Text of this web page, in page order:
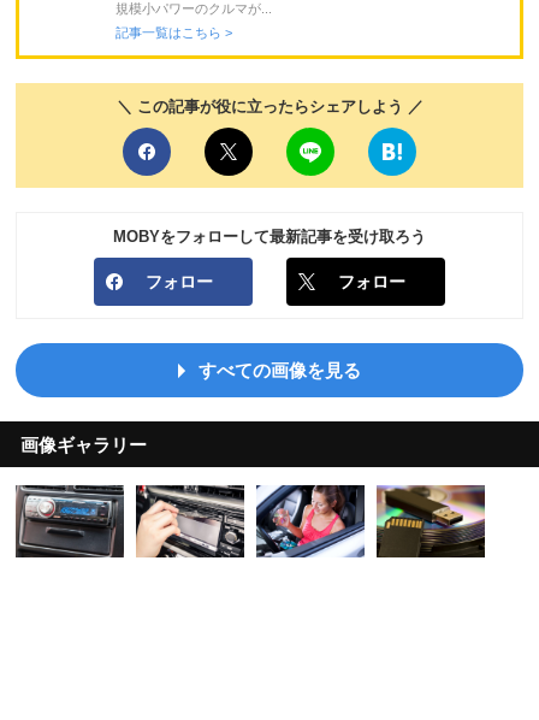
規模小パワーのクルマが...
記事一覧はこちら >
＼ この記事が役に立ったらシェアしよう ／
MOBYをフォローして最新記事を受け取ろう
フォロー フォロー
すべての画像を見る
画像ギャラリー